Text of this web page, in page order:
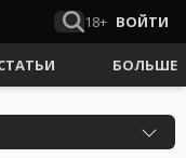
18+ ВОЙТИ
БОЛЬШЕ